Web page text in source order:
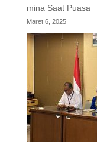
mina Saat Puasa
Maret 6, 2025